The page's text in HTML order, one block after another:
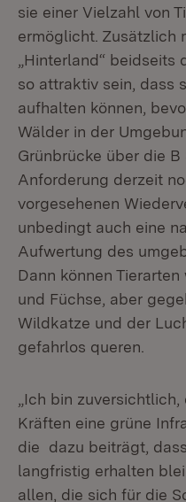
sie einer Vielzahl von
ermöglicht. Zusätzlich
„Hinterland“
so attraktiv sein, dass
aufhalten können,
Wälder in der
Grünbrücke über die B
Anforderung derzeit
vorgesehenen
unbedingt auch eine
Aufwertung des
Dann können
und Füchse, aber
Wildkatze und der
gefahrlos queren.
„Ich bin
Kräften eine grüne
die dazu beiträgt,
langfristig erhalten
allen, die sich für die